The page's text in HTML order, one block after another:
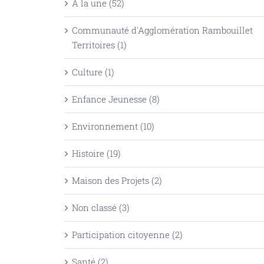
À la une (52)
Communauté d'Agglomération Rambouillet
Territoires (1)
Culture (1)
Enfance Jeunesse (8)
Environnement (10)
Histoire (19)
Maison des Projets (2)
Non classé (3)
Participation citoyenne (2)